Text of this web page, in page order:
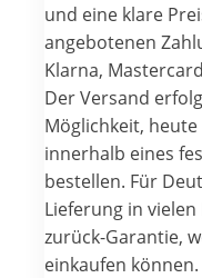
und eine klare
angebotenen
Klarna,
Der Versand
Möglichkeit,
innerhalb eines
bestellen. Für
Lieferung in vielen
zurück-Garantie,
einkaufen